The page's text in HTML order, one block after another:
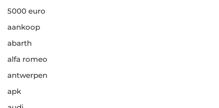
5000 euro
aankoop
abarth
alfa romeo
antwerpen
apk